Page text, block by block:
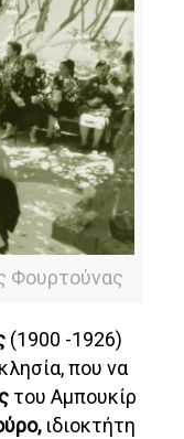
Φουρτούνας
(1900 -1926)
που να
του Αμπουκίρ
ιδιοκτήτη